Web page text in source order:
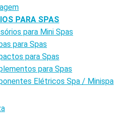
PARA SPAS
para Mini Spas
para Spas
para Spas
para Spas
Elétricos Spa / Minispa